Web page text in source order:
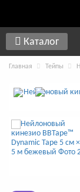
Каталог
Главная Тейпы